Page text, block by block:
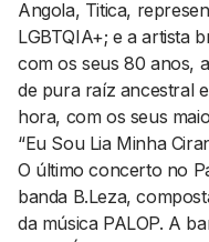
Angola, Titica,
LGBTQIA+; e a artista
com os seus 80 anos,
de pura raíz ancestral
hora, com os seus
“Eu Sou Lia Minha
O último concerto no
banda B.Leza,
da música PALOP. A